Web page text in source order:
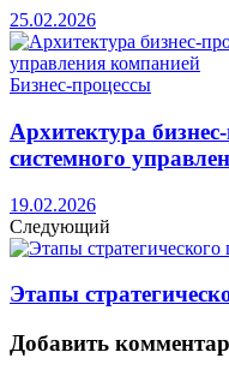
25.02.2026
Бизнес-процессы
Архитектура
системного
19.02.2026
Следующий
Этапы
Добавить